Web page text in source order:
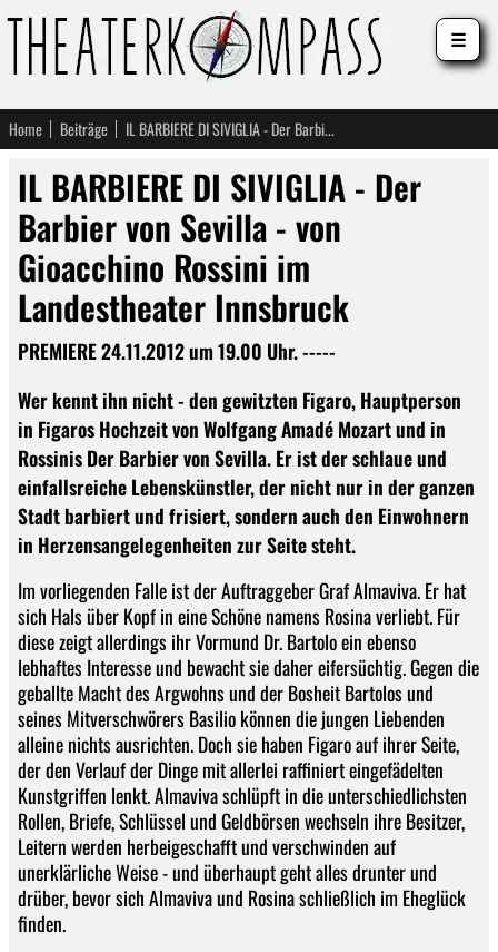
Home Beiträge IL BARBIERE DI SIVIGLIA - Der Barbier von Sevilla - von Gioacchino Rossini im Landestheater Innsbruck
IL BARBIERE DI SIVIGLIA - Der
Barbier von Sevilla - von
Gioacchino Rossini im
Landestheater Innsbruck
PREMIERE 24.11.2012 um 19.00 Uhr. -----
Wer kennt ihn nicht - den gewitzten Figaro, Hauptperson
in Figaros Hochzeit von Wolfgang Amadé Mozart und in
Rossinis Der Barbier von Sevilla. Er ist der schlaue und
einfallsreiche Lebenskünstler, der nicht nur in der ganzen
Stadt barbiert und frisiert, sondern auch den Einwohnern
in Herzensangelegenheiten zur Seite steht.
Im vorliegenden Falle ist der Auftraggeber Graf Almaviva. Er hat
sich Hals über Kopf in eine Schöne namens Rosina verliebt. Für
diese zeigt allerdings ihr Vormund Dr. Bartolo ein ebenso
lebhaftes Interesse und bewacht sie daher eifersüchtig. Gegen die
geballte Macht des Argwohns und der Bosheit Bartolos und
seines Mitverschwörers Basilio können die jungen Liebenden
alleine nichts ausrichten. Doch sie haben Figaro auf ihrer Seite,
der den Verlauf der Dinge mit allerlei raffiniert eingefädelten
Kunstgriffen lenkt. Almaviva schlüpft in die unterschiedlichsten
Rollen, Briefe, Schlüssel und Geldbörsen wechseln ihre Besitzer,
Leitern werden herbeigeschafft und verschwinden auf
unerklärliche Weise - und überhaupt geht alles drunter und
drüber, bevor sich Almaviva und Rosina schließlich im Eheglück
finden.
☰